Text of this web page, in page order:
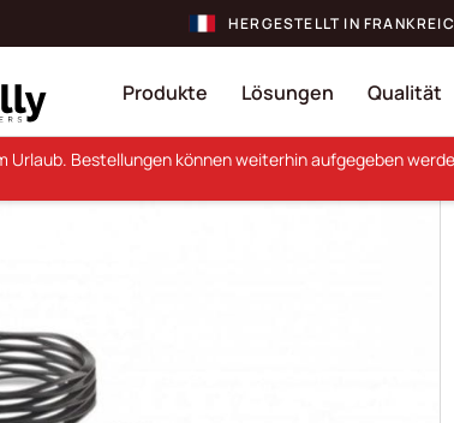
HERGESTELLT IN
Produkte Lösungen Qualität
Urlaub. Bestellungen können weiterhin aufgegeben